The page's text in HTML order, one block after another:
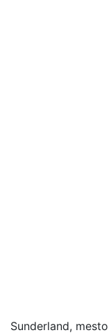
Sunderland, mesto